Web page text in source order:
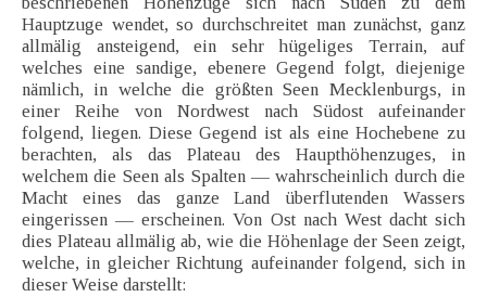
Hauptzuge wendet, so durchschreitet man zunächst, ganz
allmälig ansteigend, ein sehr hügeliges Terrain, auf
welches eine sandige, ebenere Gegend folgt, diejenige
nämlich, in welche die größten Seen Mecklenburgs, in
einer Reihe von Nordwest nach Südost aufeinander
folgend, liegen. Diese Gegend ist als eine Hochebene zu
berachten, als das Plateau des Haupthöhenzuges, in
welchem die Seen als Spalten — wahrscheinlich durch die
Macht eines das ganze Land überflutenden Wassers
eingerissen — erscheinen. Von Ost nach West dacht sich
dies Plateau allmälig ab, wie die Höhenlage der Seen zeigt,
welche, in gleicher Richtung aufeinander folgend, sich in
dieser Weise darstellt: